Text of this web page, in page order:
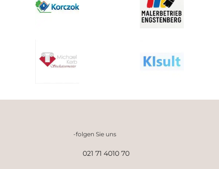
-folgen Sie uns
021 71 4010 70